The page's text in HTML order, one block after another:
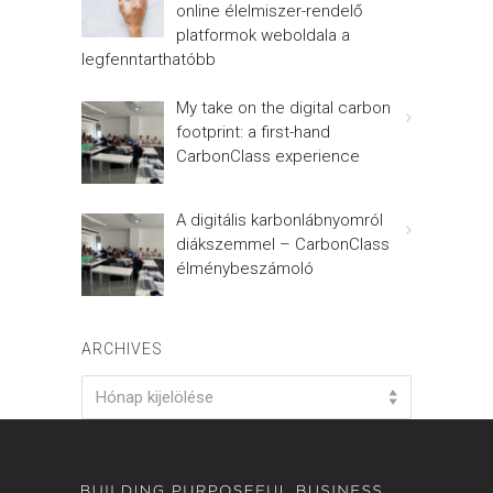
online élelmiszer-rendelő
platformok weboldala a
legfenntarthatóbb
My take on the digital carbon
footprint: a first-hand
CarbonClass experience
A digitális karbonlábnyomról
diákszemmel – CarbonClass
élménybeszámoló
ARCHIVES
Hónap kijelölése